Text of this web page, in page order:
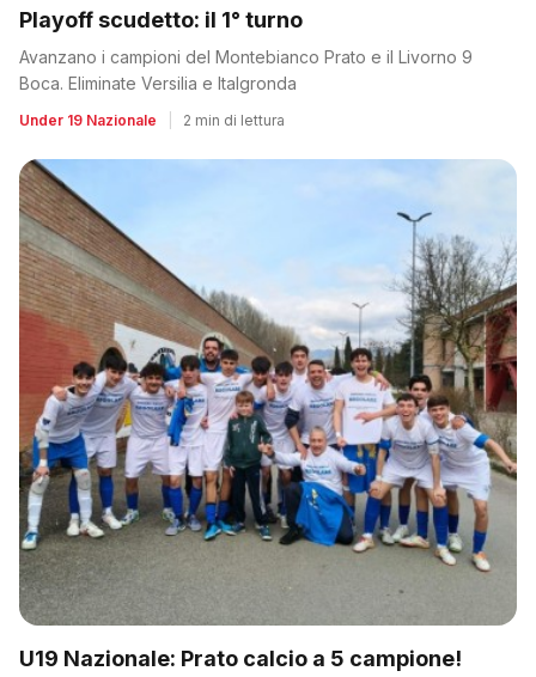
Playoff scudetto: il 1° turno
Avanzano i campioni del Montebianco Prato e il Livorno 9
Boca. Eliminate Versilia e Italgronda
Under 19 Nazionale 2 min di lettura
U19 Nazionale: Prato calcio a 5 campione!